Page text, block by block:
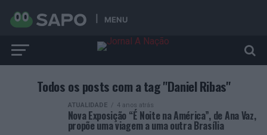
MENU
Todos os posts com a tag "Daniel Ribas"
ATUALIDADE 4 anos atrás
Nova Exposição “É Noite na América”, de Ana Vaz,
propõe uma viagem a uma outra Brasília